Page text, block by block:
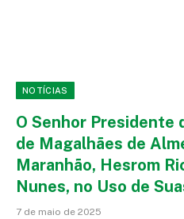
NOTÍCIAS
O Senhor Presidente
de Magalhães de
Maranhão, Hesrom
Nunes, no Uso de
7 de maio de 2025